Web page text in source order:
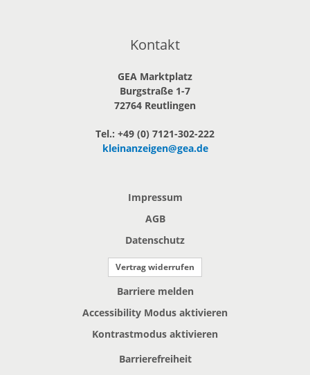
Kontakt
GEA Marktplatz
Burgstraße 1-7
72764 Reutlingen
Tel.: +49 (0) 7121-302-222
kleinanzeigen@gea.de
Impressum
AGB
Datenschutz
Vertrag widerrufen
Barriere melden
Accessibility Modus aktivieren
Kontrastmodus aktivieren
Barrierefreiheit